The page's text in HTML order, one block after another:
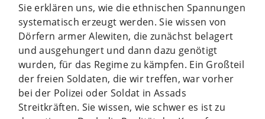
Sie erklären uns, wie die ethnischen Spannungen
systematisch erzeugt werden. Sie wissen von
Dörfern armer Alewiten, die zunächst belagert
und ausgehungert und dann dazu genötigt
wurden, für das Regime zu kämpfen. Ein Großteil
der freien Soldaten, die wir treffen, war vorher
bei der Polizei oder Soldat in Assads
Streitkräften. Sie wissen, wie schwer es ist zu